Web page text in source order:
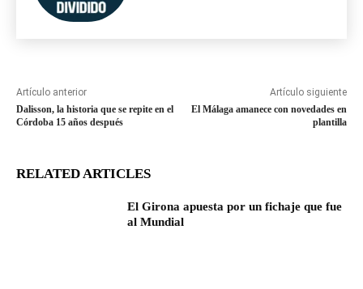
Artículo anterior
Dalisson, la historia que se repite en el
Córdoba 15 años después
Artículo siguiente
El Málaga amanece con novedades en
plantilla
RELATED ARTICLES
El Girona apuesta por un fichaje que fue
al Mundial